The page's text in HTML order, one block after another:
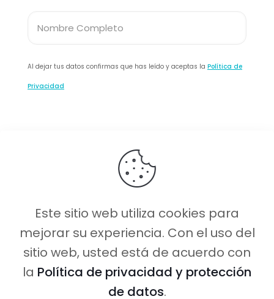
Al dejar tus datos confirmas que has leído y aceptas la Política de
Privacidad
Caminito Amor ©2026 Todos los
derechos reservados.
Este sitio web utiliza cookies para
mejorar su experiencia. Con el uso del
sitio web, usted está de acuerdo con
la Política de privacidad y protección
de datos.